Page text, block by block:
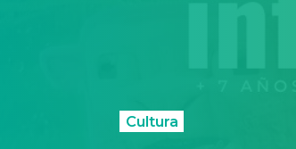
Cultura